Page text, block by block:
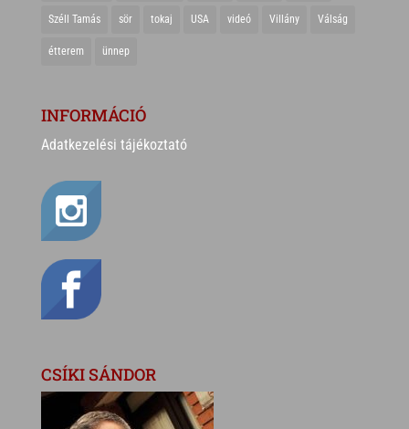
Széll Tamás sör tokaj USA videó Villány Válság
étterem ünnep
INFORMÁCIÓ
Adatkezelési tájékoztató
CSÍKI SÁNDOR